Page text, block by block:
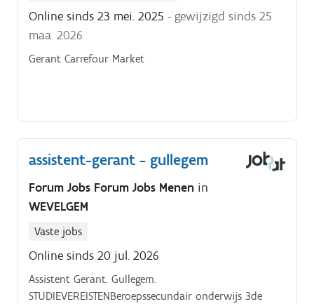
Online sinds 23 mei. 2025 - gewijzigd sinds 25
maa. 2026
Gerant Carrefour Market
assistent-gerant - gullegem
Forum Jobs Forum Jobs Menen in
WEVELGEM
Vaste jobs
Online sinds 20 jul. 2026
Assistent Gerant. Gullegem.
STUDIEVEREISTENBeroepssecundair onderwijs 3de